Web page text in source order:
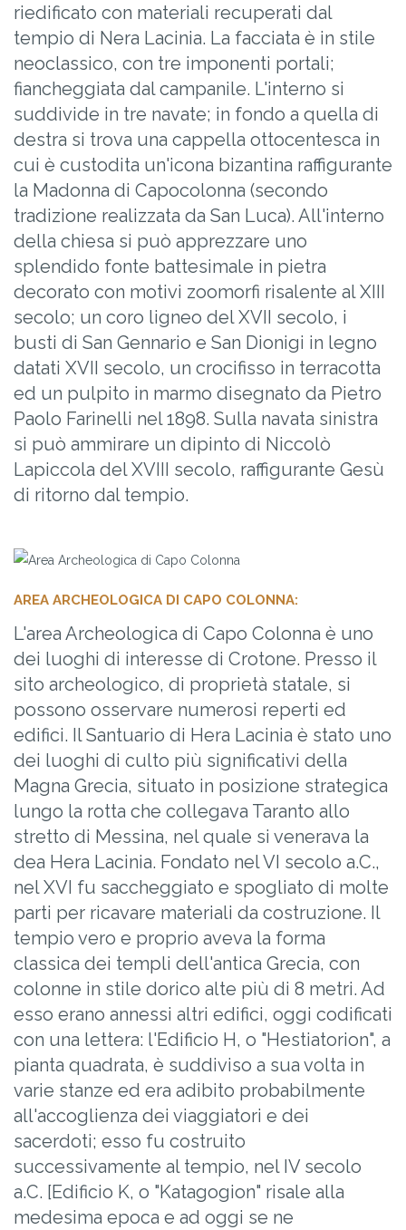
riedificato con materiali recuperati dal
tempio di Nera Lacinia. La facciata è in stile
neoclassico, con tre imponenti portali;
fiancheggiata dal campanile. L'interno si
suddivide in tre navate; in fondo a quella di
destra si trova una cappella ottocentesca in
cui è custodita un'icona bizantina raffigurante
la Madonna di Capocolonna (secondo
tradizione realizzata da San Luca). All'interno
della chiesa si può apprezzare uno
splendido fonte battesimale in pietra
decorato con motivi zoomorfi risalente al XIII
secolo; un coro ligneo del XVII secolo, i
busti di San Gennario e San Dionigi in legno
datati XVII secolo, un crocifisso in terracotta
ed un pulpito in marmo disegnato da Pietro
Paolo Farinelli nel 1898. Sulla navata sinistra
si può ammirare un dipinto di Niccolò
Lapiccola del XVIII secolo, raffigurante Gesù
di ritorno dal tempio.
AREA ARCHEOLOGICA DI CAPO COLONNA:
L'area Archeologica di Capo Colonna è uno
dei luoghi di interesse di Crotone. Presso il
sito archeologico, di proprietà statale, si
possono osservare numerosi reperti ed
edifici. Il Santuario di Hera Lacinia è stato uno
dei luoghi di culto più significativi della
Magna Grecia, situato in posizione strategica
lungo la rotta che collegava Taranto allo
stretto di Messina, nel quale si venerava la
dea Hera Lacinia. Fondato nel VI secolo a.C.,
nel XVI fu saccheggiato e spogliato di molte
parti per ricavare materiali da costruzione. Il
tempio vero e proprio aveva la forma
classica dei templi dell'antica Grecia, con
colonne in stile dorico alte più di 8 metri. Ad
esso erano annessi altri edifici, oggi codificati
con una lettera: l'Edificio H, o "Hestiatorion", a
pianta quadrata, è suddiviso a sua volta in
varie stanze ed era adibito probabilmente
all'accoglienza dei viaggiatori e dei
sacerdoti; esso fu costruito
successivamente al tempio, nel IV secolo
a.C. [Edificio K, o "Katagogion" risale alla
medesima epoca e ad oggi se ne